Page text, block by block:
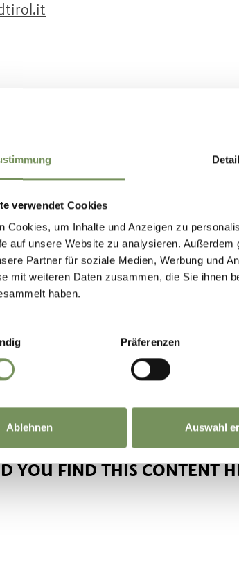
verwendet Cookies
Cookies, um Inhalte und Anzeigen zu
auf unsere Website zu analysieren.
Partner für soziale Medien, Werbung und
mit weiteren Daten zusammen, die Sie ihnen
haben.
Präferenzen
Ablehnen Auswahl
15 16
22 23
29
5 6
YOU FIND THIS CONTENT